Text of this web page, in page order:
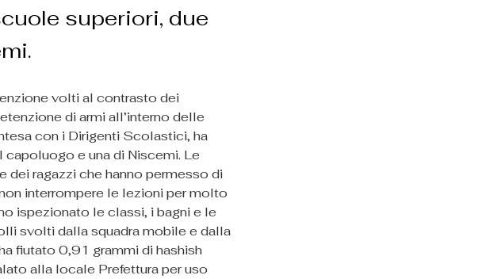
superiori, due
volti al contrasto dei
di armi all’interno delle
con i Dirigenti Scolastici, ha
e una di Niscemi. Le
ragazzi che hanno permesso di
interrompere le lezioni per molto
ispezionato le classi, i bagni e le
svolti dalla squadra mobile e dalla
fiutato 0,91 grammi di hashish
alla locale Prefettura per uso